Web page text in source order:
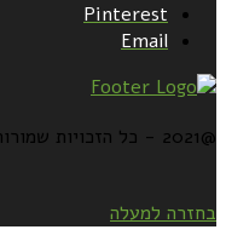
Pinterest
Email
@2021 - כל הזכויות שמורות למירב גביש | ביצוע
בחזרה למעלה